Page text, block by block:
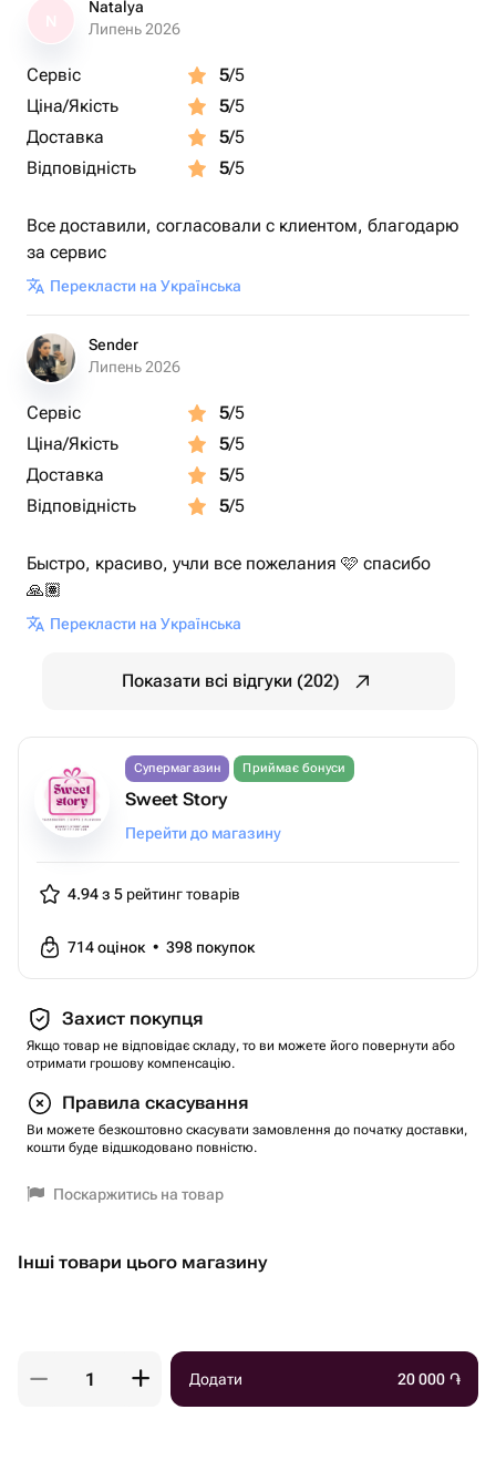
Natalya
Липень 2026
Сервіс 5/5
Ціна/Якість
5/5
Доставка
5/5
Відповідність
5/5
Все доставили, согласовали с клиентом, благодарю
за сервис
Перекласти на Українська
Sender
Липень 2026
Сервіс 5/5
Ціна/Якість
5/5
Доставка
5/5
Відповідність
5/5
Быстро, красиво, учли все пожелания 🩷 спасибо
🙏🏽
Перекласти на Українська
Показати всі відгуки (202)
Супермагазин Приймає бонуси
Sweet Story
Перейти до магазину
4.94 з 5 рейтинг товарів
714оцінок • 398 покупок
Захист покупця
Якщо товар не відповідає складу, то ви можете його повернути або
отримати грошову компенсацію.
Правила скасування
Ви можете безкоштовно скасувати замовлення до початку доставки,
кошти буде відшкодовано повністю.
Поскаржитись на товар
Інші товари цього магазину
Додати 20 000 ֏